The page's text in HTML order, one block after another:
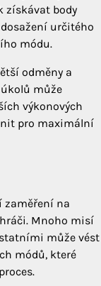
získávat body
určitého
módu.
odměny a
může
výkonových
pro maximální
zaměření na
Mnoho misí
může vést
módů, které